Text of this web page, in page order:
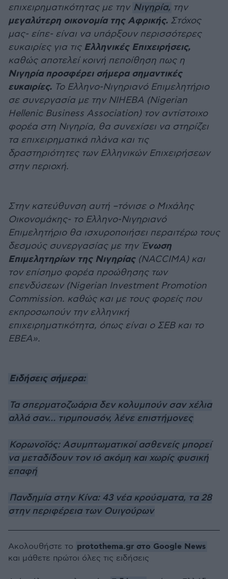
επιχειρηματικότητας με την Νιγηρία, την
μεγαλύτερη οικονομία της Αφρικής. Στόχος
μας- είπε- είναι να υπάρξουν περισσότερες
ευκαιρίες για τιςΕλληνικές Επιχειρήσεις,
καθώς αποτελεί κοινή πεποίθηση πως η
Νιγηρία προσφέρει σήμερα σημαντικές
ευκαιρίες. Το Ελληνο-Νιγηριανό Επιμελητήριο
σε συνεργασία με την NIHEBA (Nigerian
Hellenic Business Association) τον αντίστοιχο
φορέα στη Νιγηρία, θα συνεχίσει να στηρίζει
τα επιχειρηματικά πλάνα και τις
δραστηριότητες των Ελληνικών Επιχειρήσεων
στην περιοχή.
Στην κατεύθυνση αυτή –τόνισε ο Μιχάλης
Οικονομάκης- το Ελληνο-Νιγηριανό
Επιμελητήριο θα ισχυροποιήσει περαιτέρω τους
δεσμούς συνεργασίας με την Ένωση
Επιμελητηρίων της Νιγηρίας(NACCIMA) και
τον επίσημο φορέα προώθησης των
επενδύσεων (Nigerian Investment Promotion
Commission. καθώς και με τους φορείς που
εκπροσωπούν την ελληνική
επιχειρηματικότητα, όπως είναι ο ΣΕΒ και το
ΕΒΕΑ».
Ειδήσεις σήμερα:
Τα σπερματοζωάρια δεν κολυμπούν σαν χέλια
αλλά σαν… τιρμπουσόν, λένε επιστήμονες
Κορωνοϊός: Ασυμπτωματικοί ασθενείς μπορεί
να μεταδίδουν τον ιό ακόμη και χωρίς φυσική
επαφή
Πανδημία στην Κίνα: 43 νέα κρούσματα, τα 28
στην περιφέρεια των Ουιγούρων
Ακολουθήστε το protothema.gr στο Google News
και μάθετε πρώτοι όλες τις ειδήσεις